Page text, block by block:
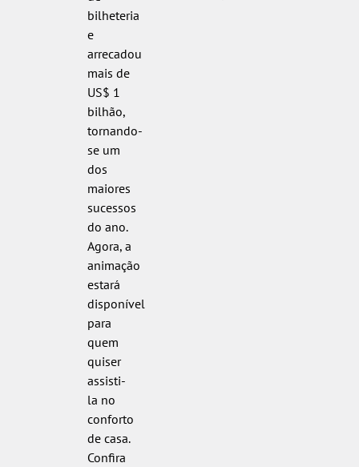
bilheteria
e
arrecadou
mais de
US$ 1
bilhão,
tornando-
se um
dos
maiores
sucessos
do ano.
Agora, a
animação
estará
disponível
para
quem
quiser
assisti-
la no
conforto
de casa.
Confira